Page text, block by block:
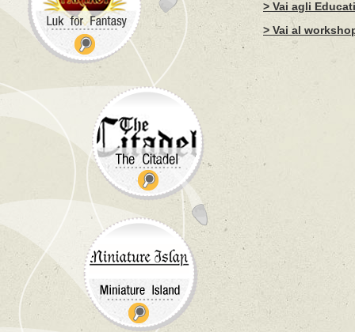
> Vai agli
> Vai al